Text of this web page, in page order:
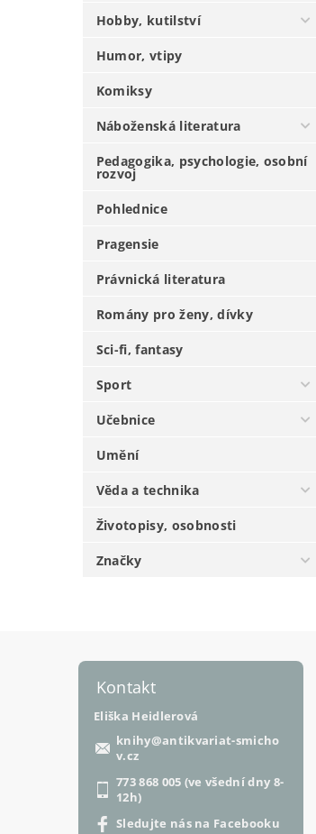
Hobby, kutilství
Humor, vtipy
Komiksy
Náboženská literatura
Pedagogika, psychologie, osobní
rozvoj
Pohlednice
Pragensie
Právnická literatura
Romány pro ženy, dívky
Sci-fi, fantasy
Sport
Učebnice
Umění
Věda a technika
Životopisy, osobnosti
Značky
Kontakt
Eliška Heidlerová
knihy@antikvariat-smicho
v.cz
773 868 005 (ve všední dny 8-
12h)
Sledujte nás na Facebooku